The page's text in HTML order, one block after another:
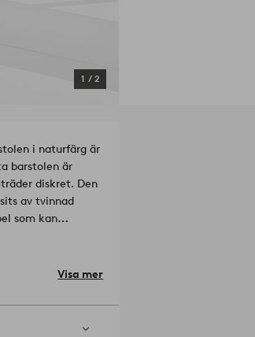
1 / 2
i naturfärg är
barstolen är
diskret. Den
av tvinnad
som kan
till
Visa mer